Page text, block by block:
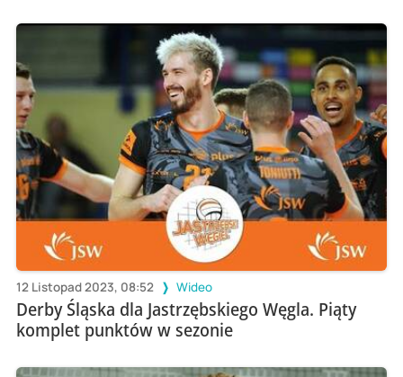
12 Listopad 2023, 08:52 Wideo
Derby Śląska dla Jastrzębskiego Węgla. Piąty
komplet punktów w sezonie